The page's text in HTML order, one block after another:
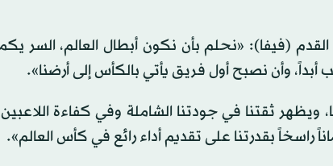
(فيفا): «نحلم بأن نكون أبطال العالم، السر
أبداً، وأن نصبح أول فريق يأتي بالكأس إلى أرضنا».
ويظهر ثقتنا في جودتنا الشاملة وفي كفاءة
راسخاً بقدرتنا على تقديم أداء رائع في كأس العالم».